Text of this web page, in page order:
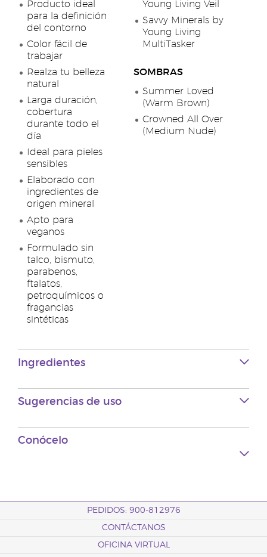
Producto ideal
para la definición
del contorno
Color fácil de
trabajar
Realza tu belleza
natural
Larga duración,
cobertura
durante todo el
día
Ideal para pieles
sensibles
Elaborado con
ingredientes de
origen mineral
Apto para
veganos
Formulado sin
talco, bismuto,
parabenos,
ftalatos,
petroquímicos o
fragancias
sintéticas
Young Living Veil
Savvy Minerals by
Young Living
MultiTasker
SOMBRAS
Summer Loved
(Warm Brown)
Crowned All Over
(Medium Nude)
Ingredientes
Sugerencias de uso
Conócelo
PEDIDOS: 900-812976
CONTÁCTANOS
OFICINA VIRTUAL